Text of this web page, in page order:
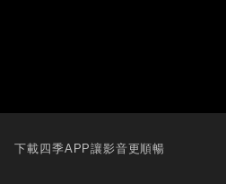
下載四季APP讓影音更順暢